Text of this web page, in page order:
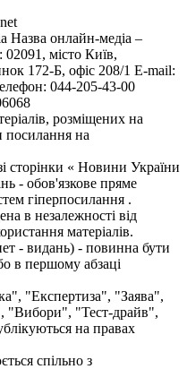
Назва онлайн-медіа –
місто Київ,
172-Б, офіс 208/1 E-mail:
044-205-43-00
розміщених на
посилання на
сторінки « Новини України
- обов'язкове пряме
гіперпосилання .
в незалежності від
матеріалів.
- видань) - повинна бути
в першому абзаці
"Експертиза", "Заява",
"Вибори", "Тест-драйв",
на правах
спільно з